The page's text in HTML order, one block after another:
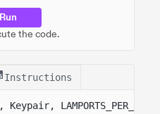
Run
the code.
Instructions
LAMPORTS_PER_SOL